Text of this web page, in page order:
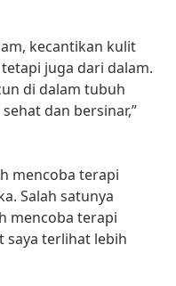
kecantikan kulit
juga dari dalam.
di dalam tubuh
dan bersinar,”
mencoba terapi
Salah satunya
mencoba terapi
saya terlihat lebih